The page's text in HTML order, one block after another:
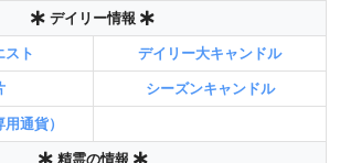
デイリー情報
スト デイリー大キャンドル
シーズンキャンドル
通貨）
精霊の情報